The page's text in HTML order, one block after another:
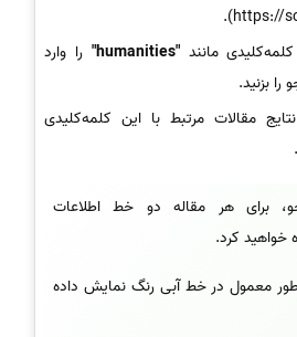
مانند"humanities"
را وارد
بزنید.
مقالات مرتبط با این کلمه‌کلیدی
برای هر مقاله دو خط اطلاعات
خواهید کرد.
معمول در خط آبی رنگ نمایش داده